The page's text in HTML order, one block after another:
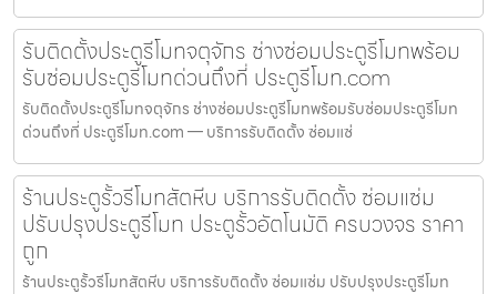
รับติดตั้งประตูรีโมทจตุจักร ช่างซ่อมประตูรีโมทพร้อม
รับซ่อมประตูรีโมทด่วนถึงที่ ประตูรีโมท.com
รับติดตั้งประตูรีโมทจตุจักร ช่างซ่อมประตูรีโมทพร้อมรับซ่อมประตูรีโมท
ด่วนถึงที่ ประตูรีโมท.com — บริการรับติดตั้ง ซ่อมแซ่
ร้านประตูรั้วรีโมทสัตหีบ บริการรับติดตั้ง ซ่อมแซ่ม
ปรับปรุงประตูรีโมท ประตูรั้วอัตโนมัติ ครบวงจร ราคา
ถูก
ร้านประตูรั้วรีโมทสัตหีบ บริการรับติดตั้ง ซ่อมแซ่ม ปรับปรุงประตูรีโมท